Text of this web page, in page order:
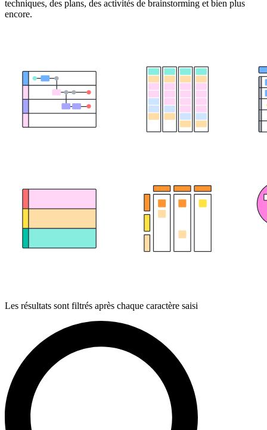
techniques, des plans, des activités de brainstorming et bien plus
encore.
Les résultats sont filtrés après chaque caractère saisi